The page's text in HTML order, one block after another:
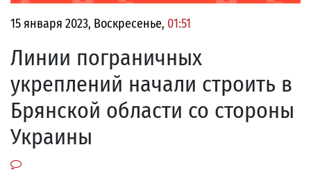
15 января 2023, Воскресенье, 01:51
Линии пограничных
укреплений начали строить в
Брянской области со стороны
Украины